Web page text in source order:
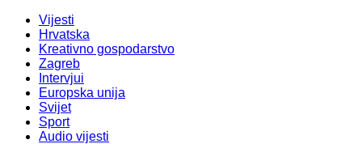
Vijesti
Hrvatska
Kreativno gospodarstvo
Zagreb
Intervjui
Europska unija
Svijet
Sport
Audio vijesti